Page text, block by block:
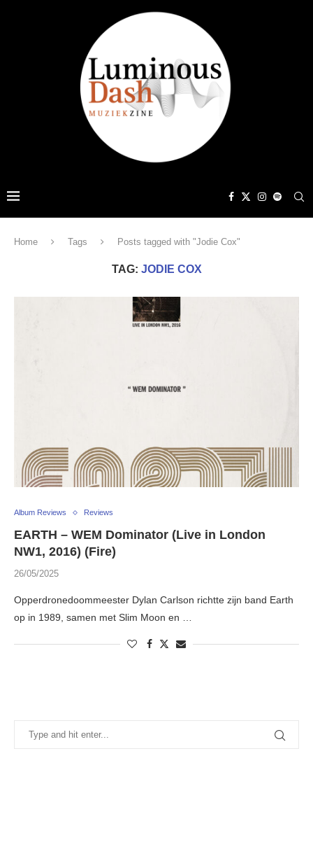
Home Tags Posts tagged with "Jodie Cox"
TAG: JODIE COX
Album Reviews Reviews
EARTH – WEM Dominator (Live in London
NW1, 2016) (Fire)
26/05/2025
Opperdronedoommeester Dylan Carlson richtte zijn band Earth
op in 1989, samen met Slim Moon en …